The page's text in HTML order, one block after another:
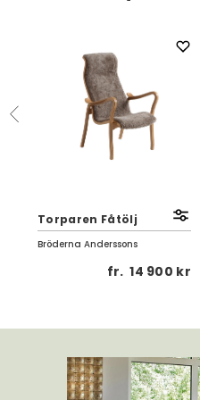
Torparen Fåtölj
Bröderna Anderssons
fr. 14 900 kr